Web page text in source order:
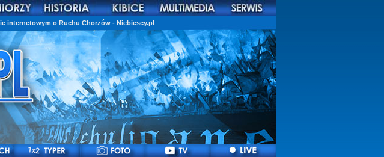
internetowym o Ruchu Chorzów - Niebiescy.pl